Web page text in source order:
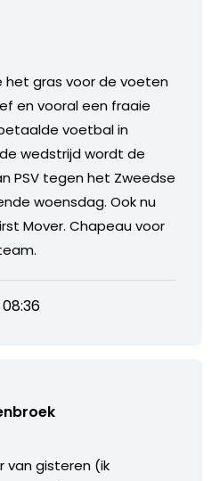
het gras voor de voeten
en vooral een fraaie
voetbal in
wedstrijd wordt de
PSV tegen het Zweedse
woensdag. Ook nu
Mover. Chapeau voor
van gisteren (ik